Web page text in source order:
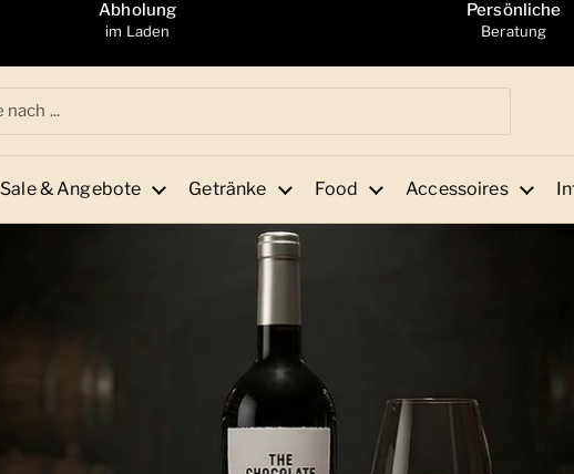
Abholung
im Laden
Persönliche
Beratung
Sale & Angebote Getränke Food Accessoires